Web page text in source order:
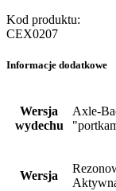
Kod produktu:
CEX0207
Informacje dodatkowe
Wersja
wydechu
Axle-
Wersja